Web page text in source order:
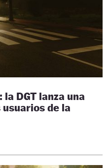
la DGT lanza una
de la